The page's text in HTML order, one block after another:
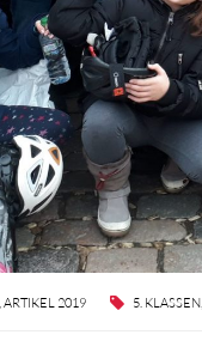
ARTIKEL 2019 5. KLASSEN